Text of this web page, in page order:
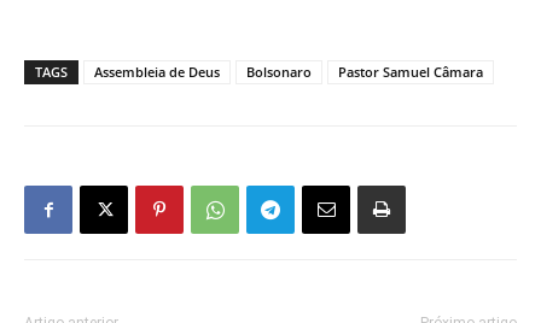
TAGS Assembleia de Deus Bolsonaro Pastor Samuel Câmara